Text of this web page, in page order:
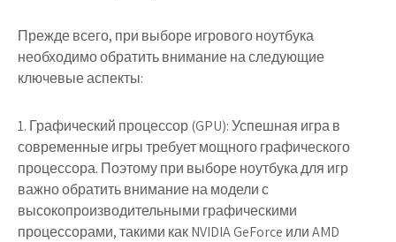
Прежде всего, при выборе игрового ноутбука
необходимо обратить внимание на следующие
ключевые аспекты:
1. Графический процессор (GPU): Успешная игра в
современные игры требует мощного графического
процессора. Поэтому при выборе ноутбука для игр
важно обратить внимание на модели с
высокопроизводительными графическими
процессорами, такими как NVIDIA GeForce или AMD